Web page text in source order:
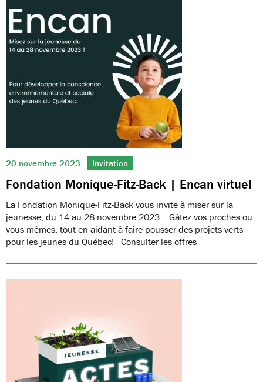
20 novembre 2023 Invitation
Fondation Monique-Fitz-Back | Encan virtuel
La Fondation Monique-Fitz-Back vous invite à miser sur la
jeunesse, du 14 au 28 novembre 2023. Gâtez vos proches ou
vous-mêmes, tout en aidant à faire pousser des projets verts
pour les jeunes du Québec! Consulter les offres